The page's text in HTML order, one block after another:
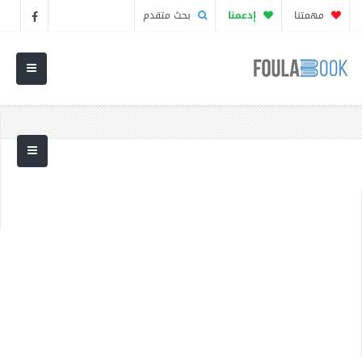
مهمتنا إدعمنا بحث متقدم